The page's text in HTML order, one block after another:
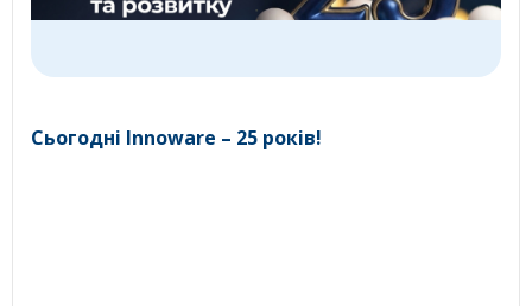
Сьогодні Innoware – 25 років!